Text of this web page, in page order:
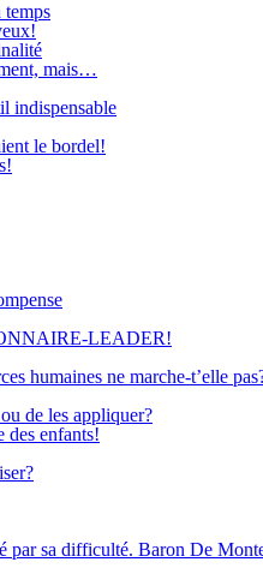
temps
mais…
indispensable
le bordel!
LEADER!
humaines ne marche-t’elle
de les appliquer?
des enfants!
par sa difficulté. Baron De